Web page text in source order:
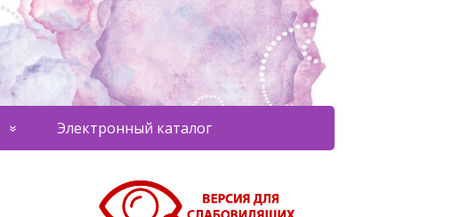
Электронный каталог